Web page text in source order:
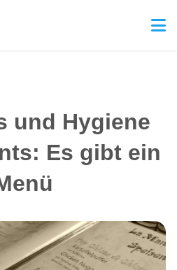
und Hygiene
Es gibt ein